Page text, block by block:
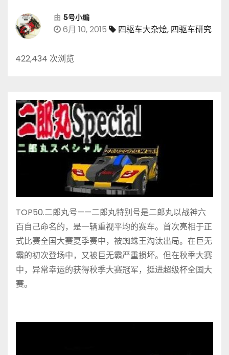
由 5号小编
6月 10, 2015 四驱车大杂烩, 四驱车研究
422,434 次浏览
TOP50.二郎丸号——二郎丸特别号是二郎丸以战神六
百自己命名的，是一辆重视平均的赛车。首次亮相于正
式比赛全国大赛夏季赛中，被蜘蛛王淘汰出局。在巨无
霸的初次登场中，又被巨无霸严重损坏。但在秋季大赛
中，异常幸运的获得秋季大赛冠军，挺进超级杯全国大
赛。